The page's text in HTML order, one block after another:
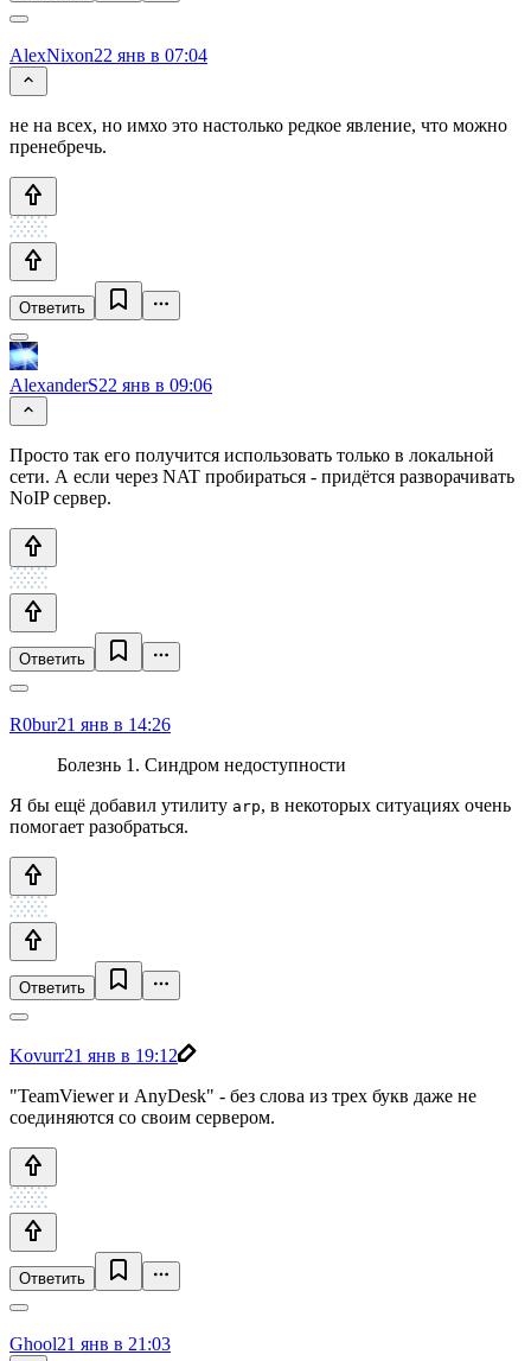
AlexNixon22 янв в 07:04
не на всех, но имхо это настолько редкое явление, что можно
пренебречь.
Ответить
AlexanderS22 янв в 09:06
Просто так его получится использовать только в локальной
сети. А если через NAT пробираться - придётся разворачивать
NoIP сервер.
Ответить
R0bur21 янв в 14:26
Болезнь 1. Синдром недоступности
Я бы ещё добавил утилиту arp, в некоторых ситуациях очень
помогает разобраться.
Ответить
Kovurr21 янв в 19:12
"TeamViewer и AnyDesk" - без слова из трех букв даже не
соединяются со своим сервером.
Ответить
Ghool21 янв в 21:03